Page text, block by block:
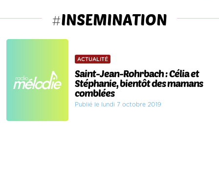
#INSEMINATION
ACTUALITÉ
Saint-Jean-Rohrbach : Célia et
Stéphanie, bientôt des mamans
comblées
Publié le lundi 7 octobre 2019